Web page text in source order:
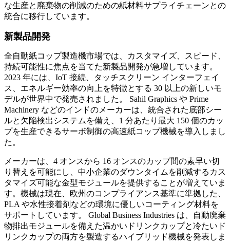
な生産と廃棄物の削減のための紙材料サプライチェーンとの
統合に移行しています。
新製品開発
全自動紙コップ製造機市場では、カスタマイズ、スピード、
持続可能性に焦点を当てた新製品開発が急増しています。
2023 年には、IoT 接続、タッチスクリーン インターフェイ
ス、エネルギー効率の向上を特徴とする 30 以上の新しいモ
デルが世界中で発売されました。 Sahil Graphics や Prime
Machinery などのインドのメーカーは、統合された底部シー
ルと欠陥検出システムを備え、1 分あたり最大 150 個のカッ
プを生産できるサーボ制御の高速紙コップ機械を導入しまし
た。
メーカーは、4 オンスから 16 オンスのカップ間の素早い切
り替えを可能にし、中小企業のダウンタイムを削減するカス
タマイズ可能な金型モジュールを提供することが増えていま
す。機械は現在、欧州のコンプライアンス基準に準拠した、
PLA や水性接着剤などの環境に優しいコーティング材料を
サポートしています。 Global Business Industries は、自動廃棄
物排出モジュールを備えた温かいドリンクカップと冷たいド
リンクカップの両方を製造するハイブリッド機械を発表しま